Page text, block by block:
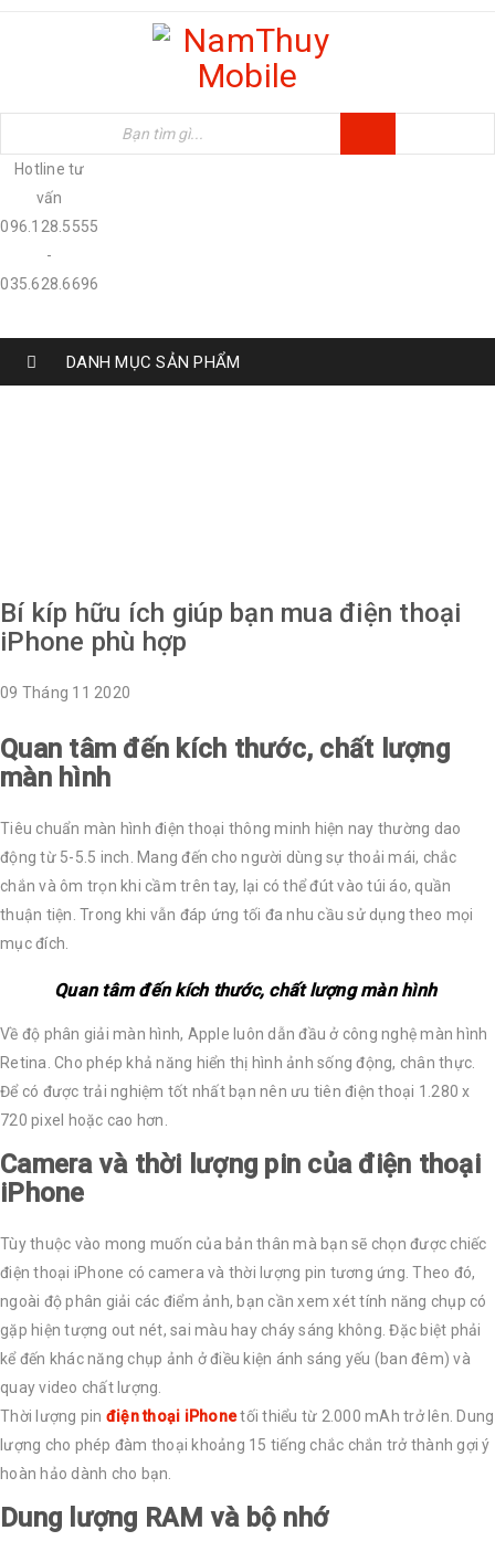
Hotline tư
vấn
096.128.5555
-
035.628.6696
DANH MỤC SẢN PHẨM
Bí kíp hữu ích giúp bạn mua điện thoại
iPhone phù hợp
09 Tháng 11 2020
Quan tâm đến kích thước, chất lượng
màn hình
Tiêu chuẩn màn hình điện thoại thông minh hiện nay thường dao
động từ 5-5.5 inch. Mang đến cho người dùng sự thoải mái, chắc
chắn và ôm trọn khi cầm trên tay, lại có thể đút vào túi áo, quần
thuận tiện. Trong khi vẫn đáp ứng tối đa nhu cầu sử dụng theo mọi
mục đích.
Quan tâm đến kích thước, chất lượng màn hình
Về độ phân giải màn hình, Apple luôn dẫn đầu ở công nghệ màn hình
Retina. Cho phép khả năng hiển thị hình ảnh sống động, chân thực.
Để có được trải nghiệm tốt nhất bạn nên ưu tiên điện thoại 1.280 x
720 pixel hoặc cao hơn.
Camera và thời lượng pin của điện thoại
iPhone
Tùy thuộc vào mong muốn của bản thân mà bạn sẽ chọn được chiếc
điện thoại iPhone có camera và thời lượng pin tương ứng. Theo đó,
ngoài độ phân giải các điểm ảnh, bạn cần xem xét tính năng chụp có
gặp hiện tượng out nét, sai màu hay cháy sáng không. Đặc biệt phải
kể đến khác năng chụp ảnh ở điều kiện ánh sáng yếu (ban đêm) và
quay video chất lượng.
Thời lượng pin điện thoại iPhonetối thiểu từ 2.000 mAh trở lên. Dung
lượng cho phép đàm thoại khoảng 15 tiếng chắc chắn trở thành gợi ý
hoàn hảo dành cho bạn.
Dung lượng RAM và bộ nhớ